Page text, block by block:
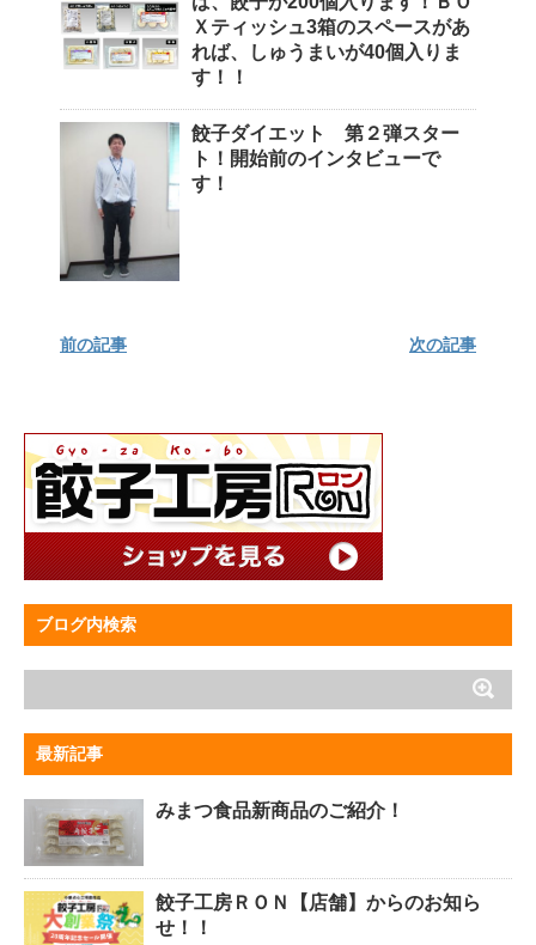
Ｘティッシュ3箱のスペースがあ
れば、しゅうまいが40個入りま
す！！
餃子ダイエット 第２弾スター
ト！開始前のインタビューで
す！
前の記事 次の記事
ブログ内検索
最新記事
みまつ食品新商品のご紹介！
餃子工房ＲＯＮ【店舗】からのお知ら
せ！！